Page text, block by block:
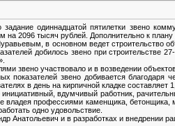
одиннадцатой пятилетки звено
на 2096 тысяч рублей. Дополнительно к
в основном ведет строительство
добилось звено при строительстве
звено участвовало и в возведении
показателей звено добивается благодаря
в день на кирпичной кладке
вдумчивый работник,
владея профессиями каменщика, бетонщика,
одно удовольствие.
Анатольевич и в разработках и внедрении